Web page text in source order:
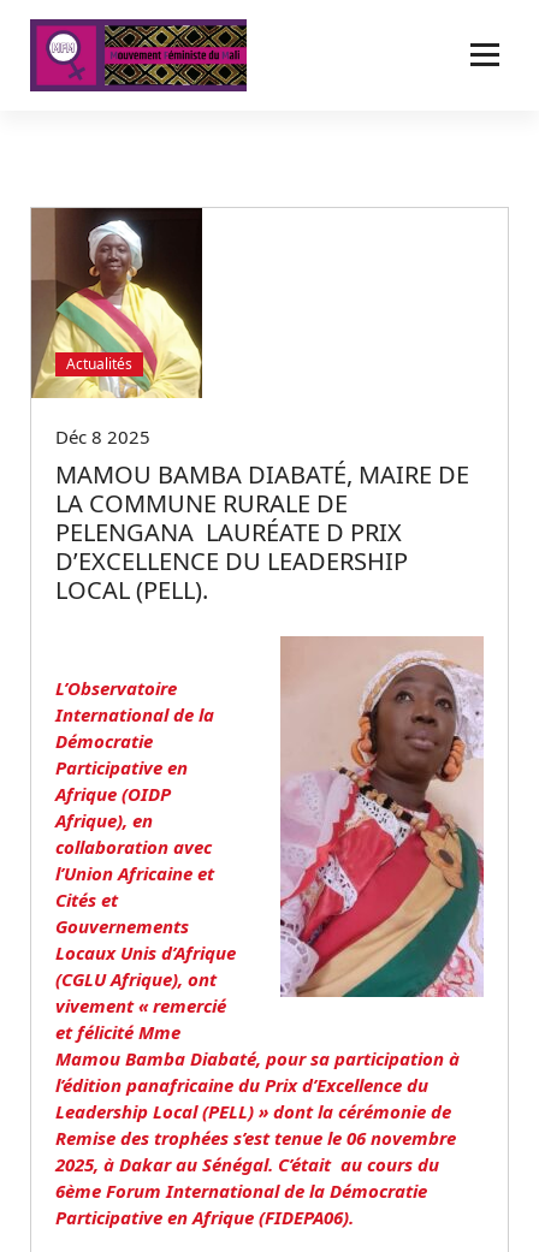
Actualités
Déc 8 2025
MAMOU BAMBA DIABATÉ, MAIRE DE
LA COMMUNE RURALE DE
PELENGANA LAURÉATE D PRIX
D’EXCELLENCE DU LEADERSHIP
LOCAL (PELL).
L’Observatoire
International de la
Démocratie
Participative en
Afrique (OIDP
Afrique), en
collaboration avec
l’Union Africaine et
Cités et
Gouvernements
Locaux Unis d’Afrique
(CGLU Afrique), ont
vivement « remercié
et félicité Mme
Mamou Bamba Diabaté, pour sa participation à
l’édition panafricaine du Prix d’Excellence du
Leadership Local (PELL) » dont la cérémonie de
Remise des trophées s’est tenue le 06 novembre
2025, à Dakar au Sénégal. C’était au cours du
6ème Forum International de la Démocratie
Participative en Afrique (FIDEPA06).